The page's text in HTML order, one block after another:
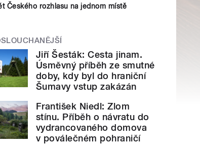
Českého rozhlasu na jednom místě
Jiří Šesták: Cesta jinam.
Úsměvný příběh ze smutné
doby, kdy byl do hraniční
Šumavy vstup zakázán
František Niedl: Zlom
stínu. Příběh o návratu do
vydrancovaného domova
v poválečném pohraničí